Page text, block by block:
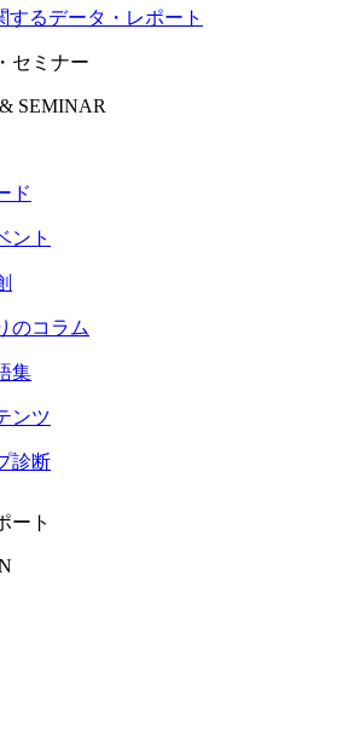
するデータ・レポート
セミナー
SEMINAR
ド
ント
のコラム
集
ンツ
診断
ート